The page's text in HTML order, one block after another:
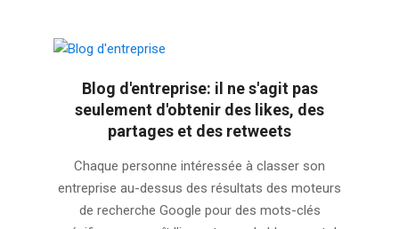
Blog d'entreprise: il ne s'agit pas
seulement d'obtenir des likes, des
partages et des retweets
21
Chaque personne intéressée à classer son
entreprise au-dessus des résultats des moteurs
de recherche Google pour des mots-clés